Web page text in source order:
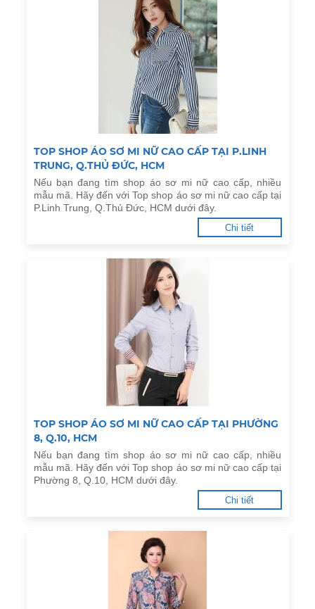
TOP SHOP ÁO SƠ MI NỮ CAO CẤP TẠI P.LINH
TRUNG, Q.THỦ ĐỨC, HCM
Nếu bạn đang tìm shop áo sơ mi nữ cao cấp, nhiều
mẫu mã. Hãy đến với Top shop áo sơ mi nữ cao cấp tại
P.Linh Trung, Q.Thủ Đức, HCM dưới đây.
Chi tiết
TOP SHOP ÁO SƠ MI NỮ CAO CẤP TẠI PHƯỜNG
8, Q.10, HCM
Nếu bạn đang tìm shop áo sơ mi nữ cao cấp, nhiều
mẫu mã. Hãy đến với Top shop áo sơ mi nữ cao cấp tại
Phường 8, Q.10, HCM dưới đây.
Chi tiết